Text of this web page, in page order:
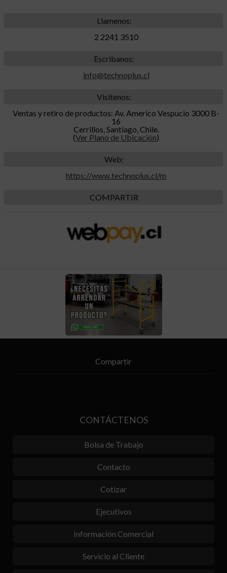
Llamenos:
2 2241 3510
Escribanos:
info@technoplus.cl
Visitenos:
Ventas y retiro de productos: Av. Americo Vespucio 3000 B-
16
Cerrillos, Santiago, Chile.
(Ver Plano de Ubicación)
Web:
https://www.technoplus.cl/m
COMPARTIR
Compartir
CONTÁCTENOS
Bolsa de Trabajo
Contacto
Cotizar
Ejecutivos
Información Comercial
Servicio al Cliente